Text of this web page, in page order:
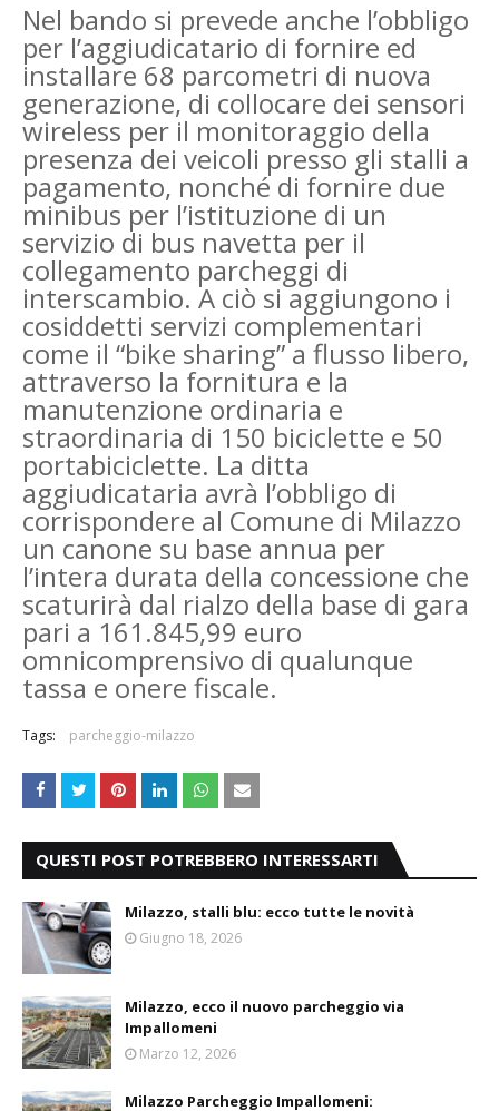
Nel bando si prevede anche l’obbligo
per l’aggiudicatario di fornire ed
installare 68 parcometri di nuova
generazione, di collocare dei sensori
wireless per il monitoraggio della
presenza dei veicoli presso gli stalli a
pagamento, nonché di fornire due
minibus per l’istituzione di un
servizio di bus navetta per il
collegamento parcheggi di
interscambio. A ciò si aggiungono i
cosiddetti servizi complementari
come il “bike sharing” a flusso libero,
attraverso la fornitura e la
manutenzione ordinaria e
straordinaria di 150 biciclette e 50
portabiciclette. La ditta
aggiudicataria avrà l’obbligo di
corrispondere al Comune di Milazzo
un canone su base annua per
l’intera durata della concessione che
scaturirà dal rialzo della base di gara
pari a 161.845,99 euro
omnicomprensivo di qualunque
tassa e onere fiscale.
Tags: parcheggio-milazzo
QUESTI POST POTREBBERO INTERESSARTI
Milazzo, stalli blu: ecco tutte le novità
Giugno 18, 2026
Milazzo, ecco il nuovo parcheggio via
Impallomeni
Marzo 12, 2026
Milazzo Parcheggio Impallomeni: